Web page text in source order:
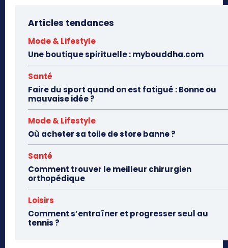
Articles tendances
Mode & Lifestyle
Une boutique spirituelle : mybouddha.com
Santé
Faire du sport quand on est fatigué : Bonne ou
mauvaise idée ?
Mode & Lifestyle
Où acheter sa toile de store banne ?
Santé
Comment trouver le meilleur chirurgien
orthopédique
Loisirs
Comment s’entraîner et progresser seul au
tennis ?